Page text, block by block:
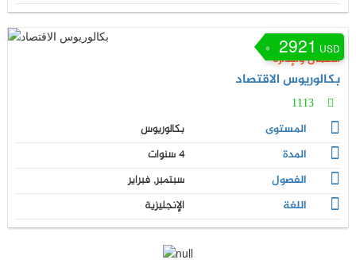
2921 USD
الأعمال والإدارة
بكالوريوس الاقتصاد
1113
المستوى
بكالوريوس
المدة
4 سنوات
الفصول
سبتمبر, فبراير
اللغة
الإنجليزية